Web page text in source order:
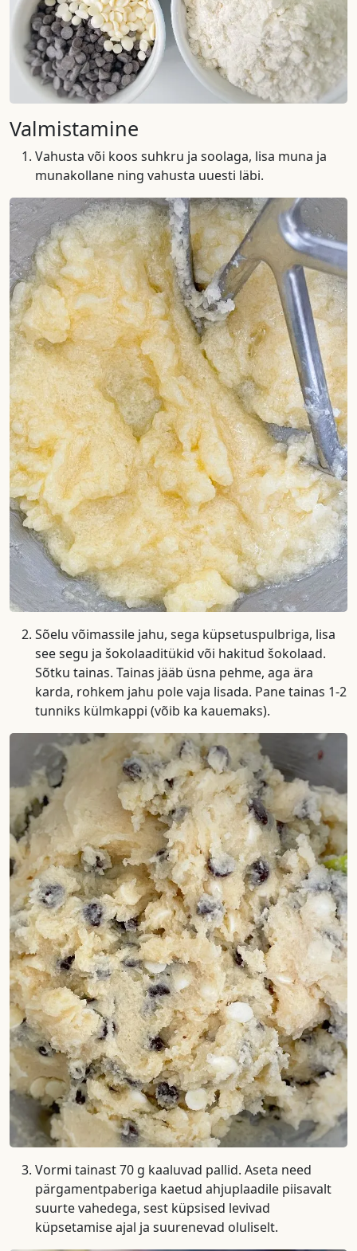
Valmistamine
Vahusta või koos suhkru ja soolaga, lisa muna ja
munakollane ning vahusta uuesti läbi.
Sõelu võimassile jahu, sega küpsetuspulbriga, lisa
see segu ja šokolaaditükid või hakitud šokolaad.
Sõtku tainas. Tainas jääb üsna pehme, aga ära
karda, rohkem jahu pole vaja lisada. Pane tainas 1-2
tunniks külmkappi (võib ka kauemaks).
Vormi tainast 70 g kaaluvad pallid. Aseta need
pärgamentpaberiga kaetud ahjuplaadile piisavalt
suurte vahedega, sest küpsised levivad
küpsetamise ajal ja suurenevad oluliselt.